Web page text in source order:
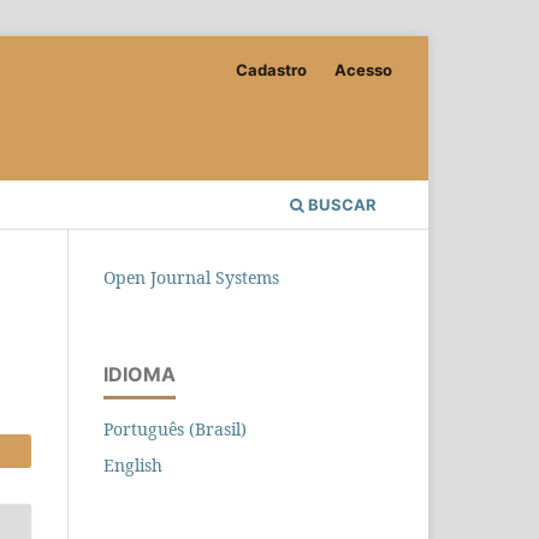
BUSCAR
Cadastro Acesso
Open Journal Systems
IDIOMA
Português (Brasil)
English